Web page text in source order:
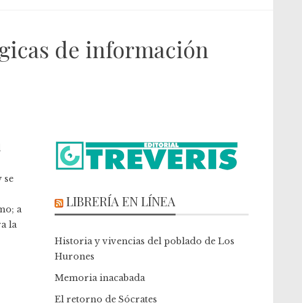
de información
se
a
la
LIBRERÍA EN LÍNEA
Historia y vivencias del poblado de Los
Hurones
Memoria inacabada
El retorno de Sócrates